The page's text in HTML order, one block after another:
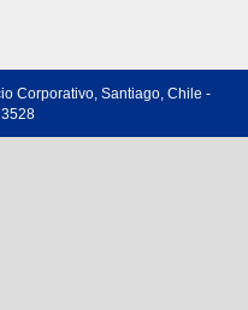
Corporativo, Santiago, Chile -